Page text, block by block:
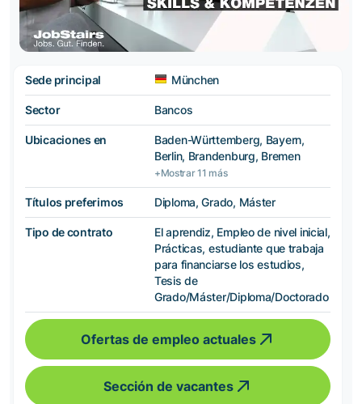
Sede principal München
Sector Bancos
Ubicaciones en
Baden-Württemberg, Bayern,
Berlin, Brandenburg, Bremen
+Mostrar 11 más
Títulos preferimos Diploma, Grado, Máster
Tipo de contrato
El aprendiz, Empleo de nivel inicial,
Prácticas, estudiante que trabaja
para financiarse los estudios,
Tesis de
Grado/Máster/Diploma/Doctorado
Ofertas de empleo actuales
Sección de vacantes